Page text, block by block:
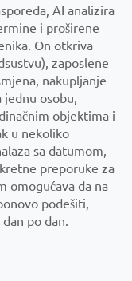
AI analizira
i proširene
On otkriva
zaposlene
nakupljanje
osobu,
objektima i
u nekoliko
sa datumom,
preporuke za
omogućava da na
podešiti,
po dan.